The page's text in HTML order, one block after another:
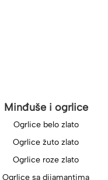
Minđuše i ogrlice
Ogrlice belo zlato
Ogrlice žuto zlato
Ogrlice roze zlato
Ogrlice sa dijamantima